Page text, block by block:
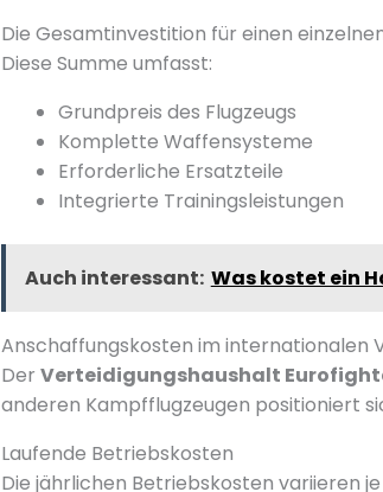
Die Gesamtinvestition für einen
Diese Summe umfasst:
Grundpreis des Flugzeugs
Komplette Waffensysteme
Erforderliche Ersatzteile
Integrierte Trainingsleistungen
Auch interessant: Was kostet ein
Anschaffungskosten im internationalen
Der Verteidigungshaushalt
anderen Kampfflugzeugen positioniert
Laufende Betriebskosten
Die jährlichen Betriebskosten variieren